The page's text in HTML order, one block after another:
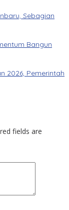
Sebagian
Bangun
2026, Pemerintah
fields are